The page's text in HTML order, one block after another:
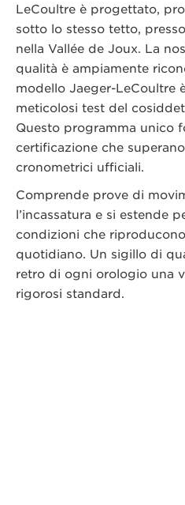
LeCoultre è progettato,
sotto lo stesso tetto,
nella Vallée de Joux. La
qualità è ampiamente
modello Jaeger-LeCoultre
meticolosi test del
Questo programma unico
certificazione che
cronometrici ufficiali.
Comprende prove di
l’incassatura e si estende
condizioni che
quotidiano. Un sigillo di
retro di ogni orologio una
rigorosi standard.